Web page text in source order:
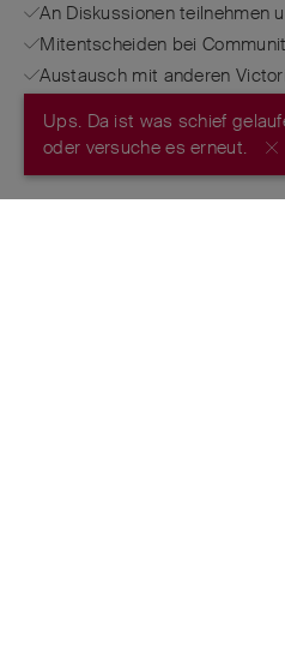
Ups. Da ist was schief
oder versuche es erneut.
An Diskussionen teilnehmen
Mitentscheiden bei
Austausch mit anderen
JETZT